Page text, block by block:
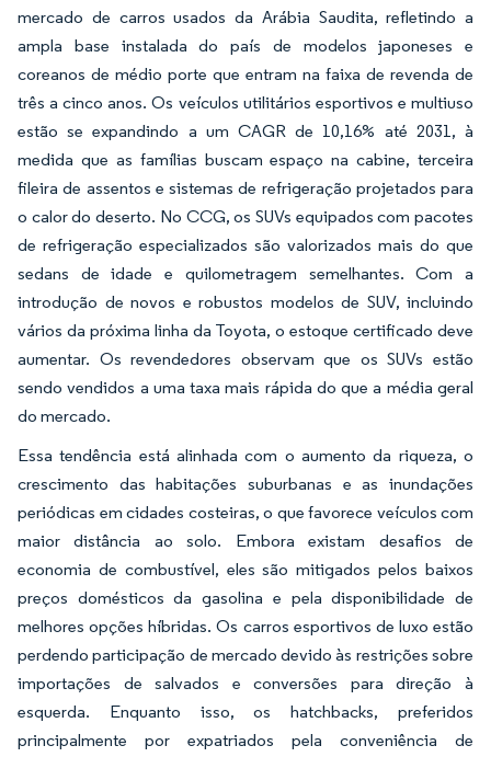
mercado de carros usados da Arábia Saudita, refletindo a
ampla base instalada do país de modelos japoneses e
coreanos de médio porte que entram na faixa de revenda de
três a cinco anos. Os veículos utilitários esportivos e multiuso
estão se expandindo a um CAGR de 10,16% até 2031, à
medida que as famílias buscam espaço na cabine, terceira
fileira de assentos e sistemas de refrigeração projetados para
o calor do deserto. No CCG, os SUVs equipados com pacotes
de refrigeração especializados são valorizados mais do que
sedans de idade e quilometragem semelhantes. Com a
introdução de novos e robustos modelos de SUV, incluindo
vários da próxima linha da Toyota, o estoque certificado deve
aumentar. Os revendedores observam que os SUVs estão
sendo vendidos a uma taxa mais rápida do que a média geral
do mercado.
Essa tendência está alinhada com o aumento da riqueza, o
crescimento das habitações suburbanas e as inundações
periódicas em cidades costeiras, o que favorece veículos com
maior distância ao solo. Embora existam desafios de
economia de combustível, eles são mitigados pelos baixos
preços domésticos da gasolina e pela disponibilidade de
melhores opções híbridas. Os carros esportivos de luxo estão
perdendo participação de mercado devido às restrições sobre
importações de salvados e conversões para direção à
esquerda. Enquanto isso, os hatchbacks, preferidos
principalmente por expatriados pela conveniência de